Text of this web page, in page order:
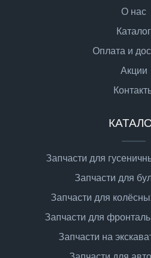
О нас
Каталог
Оплата и
Акции
Запчасти для
Запчасти для
Запчасти для
Запчасти для
Запчасти на